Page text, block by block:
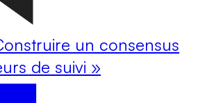
un consensus
de suivi »